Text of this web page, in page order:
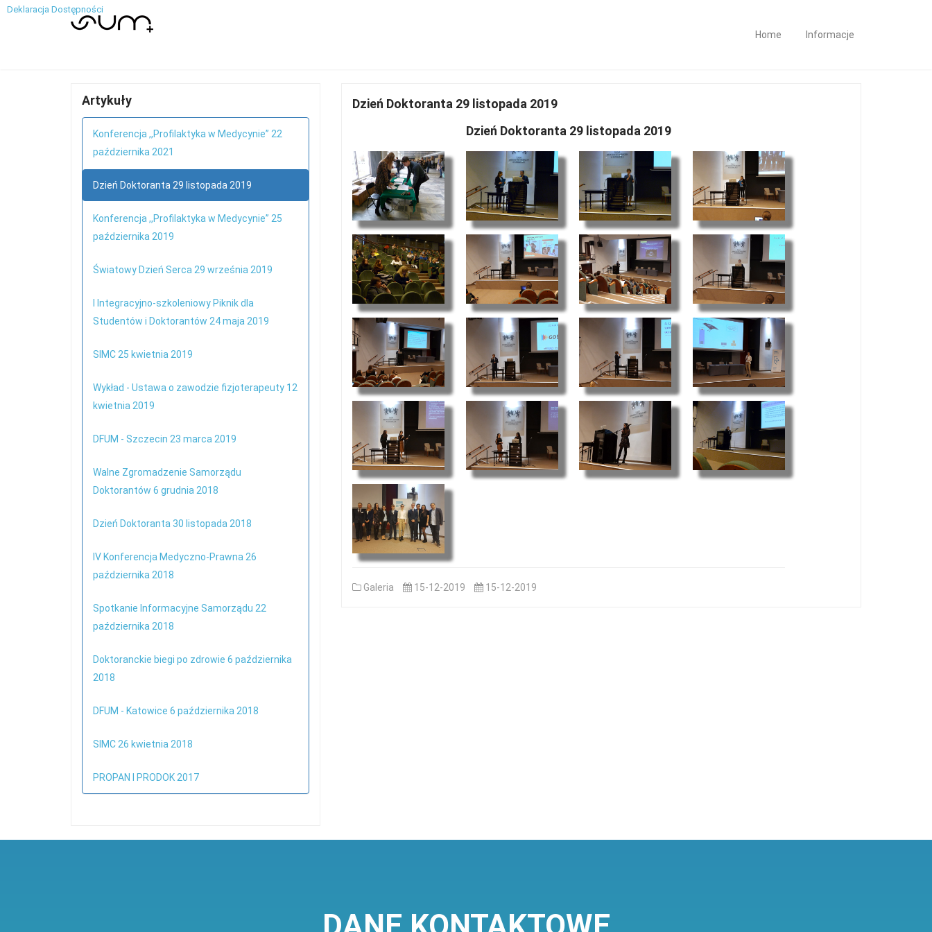
Deklaracja Dostępności
Home Informacje
Artykuły
Konferencja ,,Profilaktyka w Medycynie” 22
października 2021
Dzień Doktoranta 29 listopada 2019
Konferencja ,,Profilaktyka w Medycynie” 25
października 2019
Światowy Dzień Serca 29 września 2019
I Integracyjno-szkoleniowy Piknik dla
Studentów i Doktorantów 24 maja 2019
SIMC 25 kwietnia 2019
Wykład - Ustawa o zawodzie fizjoterapeuty 12
kwietnia 2019
DFUM - Szczecin 23 marca 2019
Walne Zgromadzenie Samorządu
Doktorantów 6 grudnia 2018
Dzień Doktoranta 30 listopada 2018
IV Konferencja Medyczno-Prawna 26
października 2018
Spotkanie Informacyjne Samorządu 22
października 2018
Doktoranckie biegi po zdrowie 6 października
2018
DFUM - Katowice 6 października 2018
SIMC 26 kwietnia 2018
PROPAN I PRODOK 2017
Dzień Doktoranta 29 listopada 2019
Dzień Doktoranta 29 listopada 2019
Galeria 15-12-2019 15-12-2019